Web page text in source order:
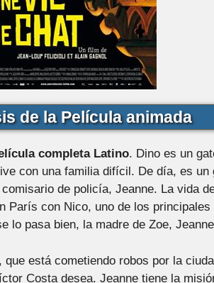
de la Película animada
completa Latino. Dino es un
con una familia difícil. De día, es un
de policía, Jeanne. La vida
París con Nico, uno de los principales
lo pasa bien, la madre de Zoe,
está cometiendo robos por la
Costa desea. Jeanne tiene la